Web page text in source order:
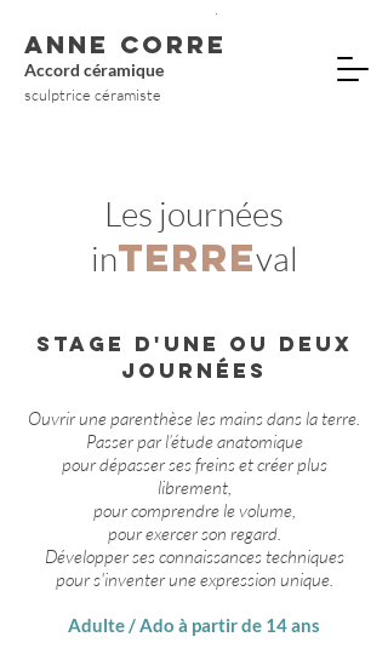
ANNE CORRE
Accord céramique
sculptrice céramiste
Les journées
interreval
Stage d'une OU DEUX
journéeS
Ouvrir une parenthèse les mains dans la terre.
Passer par l’étude anatomique
pour dépasserses freins et créer plus
librement,
pour comprendre le volume,
pour exercer son regard.
Développer ses connaissances techniques
pour s'inventer une expression unique.
Adulte / Ado à partir de 14 ans